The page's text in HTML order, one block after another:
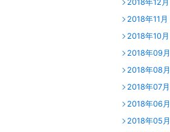
2018年12月
2018年11月
2018年10月
2018年09月
2018年08月
2018年07月
2018年06月
2018年05月